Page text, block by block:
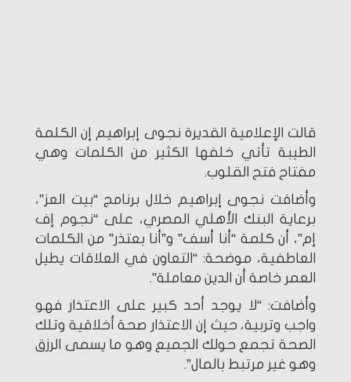
قالت الإعلامية القديرة نجوى إبراهيم إن الكلمة
الطيبة تأتي خلفها الكثير من الكلمات وهي
مفتاح فتح القلوب.
وأضافت نجوى إبراهيم خلال برنامج “بيت العز”،
برعاية البنك الأهلي المصري، على “نجوم إف
إم”، أن كلمة “أنا أسف” و”أنا بعتذر” من الكلمات
العاطفية، موضحة: “التعاون في العلاقات يطيل
العمر خاصة أن الدين معاملة”.
وأضافت: “لا يوجد أحد كبير على الاعتذار فهو
واجب وتربية، حيث إن الاعتذار صحة أخلاقية وتلك
الصحة تجمع حولك الجميع وهو ما يسمى الرزق
وهو غير مرتبط بالمال”.